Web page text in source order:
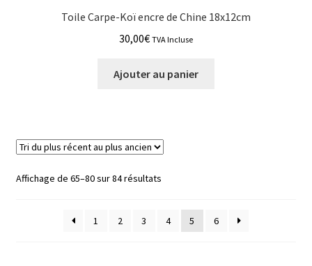
Toile Carpe-Koï encre de Chine 18x12cm
30,00€ TVA Incluse
Ajouter au panier
Affichage de 65–80 sur 84 résultatsTrié
récent
1 2 3 4 5 6